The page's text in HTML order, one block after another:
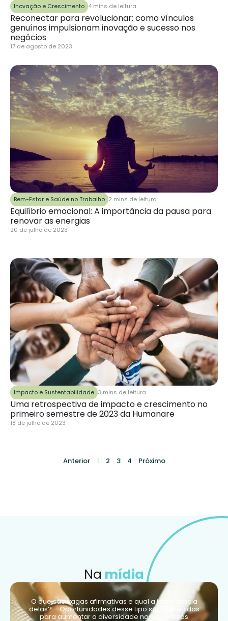
Inovação e Crescimento 4 mins de leitura
Reconectar para revolucionar: como vínculos
genuínos impulsionam inovação e sucesso nos
negócios
17 de agosto de 2023
Bem-Estar e Saúde no Trabalho 2 mins de leitura
Equilíbrio emocional: A importância da pausa para
renovar as energias
20 de julho de 2023
Impacto e Sustentabilidade 3 mins de leitura
Uma retrospectiva de impacto e crescimento no
primeiro semestre de 2023 da Humanare
18 de julho de 2023
Anterior 1 2 3 4 Próximo
Na mídia
O que são vagas afirmativas e qual a importância
delas? – Oportunidades desse tipo são oferecidas
para aumentar a diversidade nas empresas